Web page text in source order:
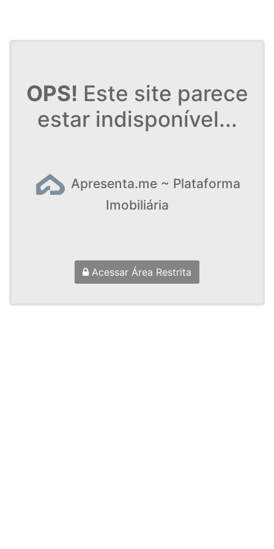
OPS! Este site parece
estar indisponível...
Apresenta.me ~ Plataforma
Imobiliária
Acessar Área Restrita